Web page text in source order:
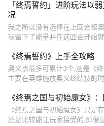
「终焉誓约」进阶玩法以
况
我之所以没有选择在上回合留
我留下了能量并在这回合开始
《终焉誓约》上手全攻略
奥义点最多可累计3个,这是《
主要在英雄施放奥义终结技的
《终焉之国与初始魔女》
《终焉之国与初始魔女》只是
还是比较能让玩家接受的,即便